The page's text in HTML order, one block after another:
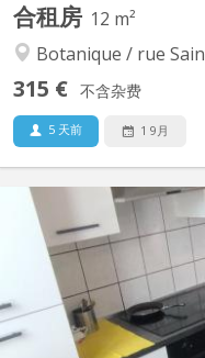
合租房 12 m²
Botanique / rue
315 € 不含杂费
5 天前 1 9月
Kot meublé (armoire, lit
chaise,
réceptionné par les
comprises : eau,
internet